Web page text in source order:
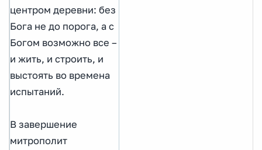
центром деревни: без
Бога не до порога, а с
Богом возможно все –
и жить, и строить, и
выстоять во времена
испытаний.
В завершение
митрополит